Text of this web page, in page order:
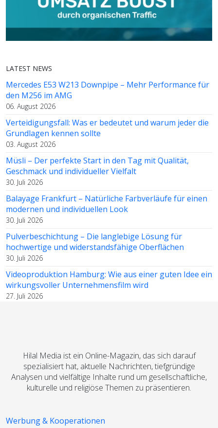
LATEST NEWS
Mercedes E53 W213 Downpipe – Mehr Performance für
den M256 im AMG
06. August 2026
Verteidigungsfall: Was er bedeutet und warum jeder die
Grundlagen kennen sollte
03. August 2026
Müsli – Der perfekte Start in den Tag mit Qualität,
Geschmack und individueller Vielfalt
30. Juli 2026
Balayage Frankfurt – Natürliche Farbverläufe für einen
modernen und individuellen Look
30. Juli 2026
Pulverbeschichtung – Die langlebige Lösung für
hochwertige und widerstandsfähige Oberflächen
30. Juli 2026
Videoproduktion Hamburg: Wie aus einer guten Idee ein
wirkungsvoller Unternehmensfilm wird
27. Juli 2026
Hilal Media ist ein Online-Magazin, das sich darauf
spezialisiert hat, aktuelle Nachrichten, tiefgründige
Analysen und vielfältige Inhalte rund um gesellschaftliche,
kulturelle und religiöse Themen zu präsentieren.
Werbung & Kooperationen